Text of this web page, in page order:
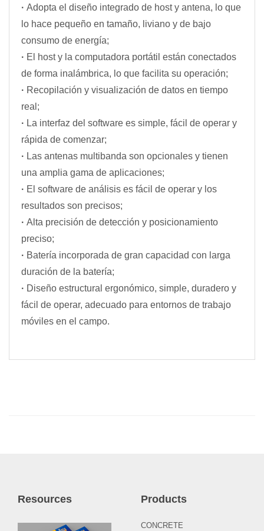
· Adopta el diseño integrado de host y antena, lo que
lo hace pequeño en tamaño, liviano y de bajo
consumo de energía;
· El host y la computadora portátil están conectados
de forma inalámbrica, lo que facilita su operación;
· Recopilación y visualización de datos en tiempo
real;
· La interfaz del software es simple, fácil de operar y
rápida de comenzar;
· Las antenas multibanda son opcionales y tienen
una amplia gama de aplicaciones;
· El software de análisis es fácil de operar y los
resultados son precisos;
· Alta precisión de detección y posicionamiento
preciso;
· Batería incorporada de gran capacidad con larga
duración de la batería;
· Diseño estructural ergonómico, simple, duradero y
fácil de operar, adecuado para entornos de trabajo
móviles en el campo.
Resources Products
CONCRETE